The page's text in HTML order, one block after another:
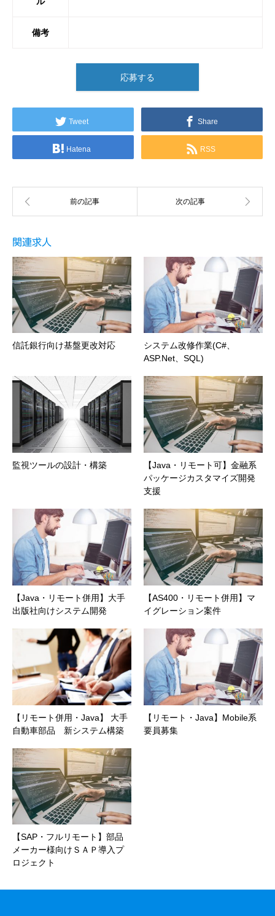
備考
応募する
Tweet Share
Hatena RSS
関連求人
信託銀行向け基盤更改対応
システム改修作業(C#、
ASP.Net、SQL)
監視ツールの設計・構築
【Java・リモート可】金融系
パッケージカスタマイズ開発
支援
【Java・リモート併用】大手
出版社向けシステム開発
【AS400・リモート併用】マ
イグレーション案件
【リモート併用・Java】 大手
自動車部品 新システム構築
【リモート・Java】Mobile系
要員募集
【SAP・フルリモート】部品
メーカー様向けＳＡＰ導入プ
ロジェクト